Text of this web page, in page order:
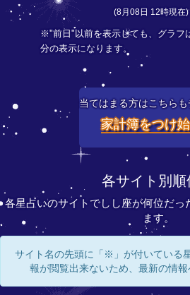
(8月08日 12時現在)
※"前日"以前を表示しても、グラフ
分の表示になります。
当てはまる方はこちらも
家計簿をつけ
各サイト別順
各星占いのサイトでしし座が何位だっ
ます。
サイト名の先頭に「※」が付いている
報が閲覧出来ないため、最新の情報